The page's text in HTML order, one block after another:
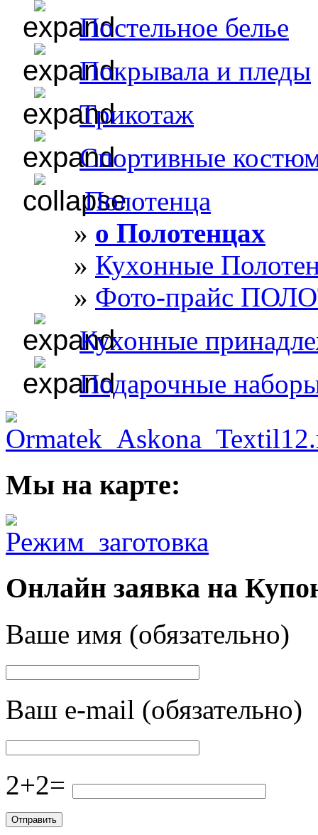
Постельное белье
Покрывала и пледы
Трикотаж
Спортивные
Полотенца
о Полотенцах
Кухонные
Фото-прайс
Кухонные
Подарочные
Мы на карте:
Онлайн заявка на
Ваше имя (обязательно)
Ваш e-mail (обязательно)
2+2=